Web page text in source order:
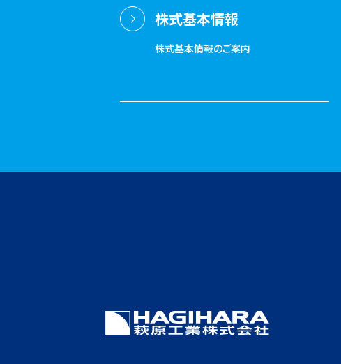
株式基本情報
株式基本情報のご案内